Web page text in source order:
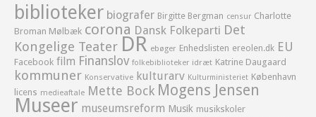
biblioteker biografer Birgitte Bergman censur Charlotte
Broman Mølbæk corona Dansk Folkeparti Det
Kongelige Teater DR ebøger Enhedslisten ereolen.dk EU
Facebook film Finanslov folkebiblioteker idræt Katrine Daugaard
kommuner Konservative kulturarv Kulturministeriet København
licens medieaftale Mette Bock Mogens Jensen
Museer museumsreform Musik musikskoler